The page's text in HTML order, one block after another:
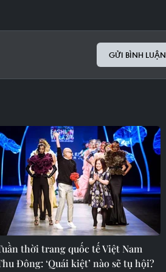
GỬI BÌNH LUẬN
thời trang quốc tế Việt Nam
Đông: ‘Quái kiệt’ nào sẽ tụ hội?